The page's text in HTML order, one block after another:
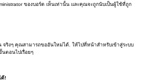
ของบอร์ด เห็นเท่านั้น และคุณจะถูกนับเป็นผู้ใช้ที่ถูก
ริงๆ คุณสามารถขออันใหม่ได้. ให้ไปที่หน้าสำหรับเข้าสู่ระบบ
ตอนไปเรื่อยๆ
ด้!